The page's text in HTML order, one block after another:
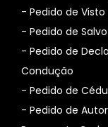
- Pedido de Visto
- Pedido de
- Pedido de
Condução
- Pedido de
- Pedido de